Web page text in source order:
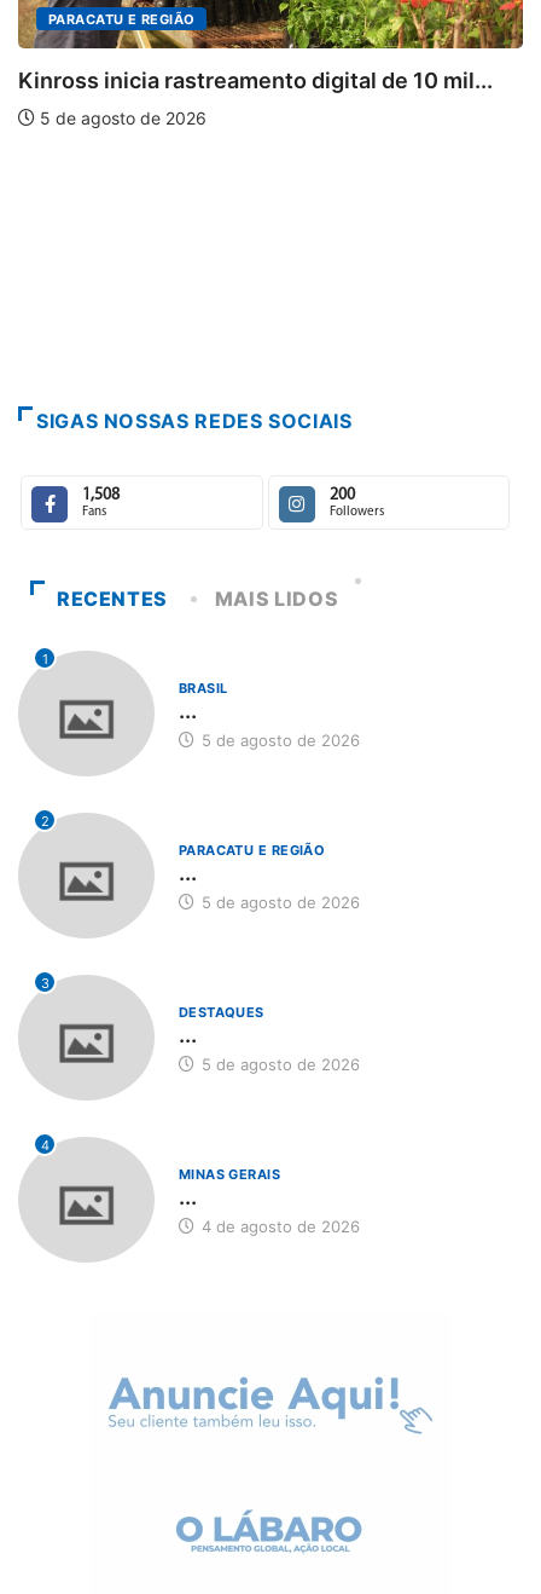
mil...
DESTAQUES
Mia Couto, Miriam Leitão e Cármen
5 de agosto de 2026
SIGAS NOSSAS REDES SOCIAIS
1,508
Fans
200
Followers
RECENTES MAIS LIDOS
1
BRASIL
...
5 de agosto de 2026
2
PARACATU E REGIÃO
...
5 de agosto de 2026
3
DESTAQUES
...
5 de agosto de 2026
4
MINAS GERAIS
...
4 de agosto de 2026